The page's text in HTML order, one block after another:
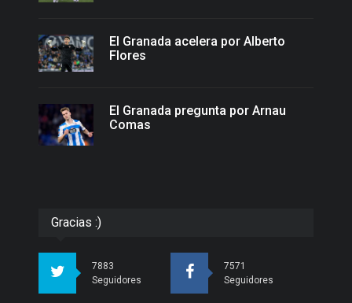
El Granada acelera por Alberto
Flores
El Granada pregunta por Arnau
Comas
Gracias :)
7883
Seguidores
7571
Seguidores